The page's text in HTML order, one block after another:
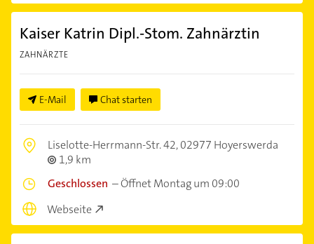
Kaiser Katrin Dipl.-Stom. Zahnärztin
ZAHNÄRZTE
E-Mail Chat starten
Liselotte-Herrmann-Str. 42,02977 Hoyerswerda
1,9 km
Geschlossen –Öffnet Montag um 09:00
Webseite